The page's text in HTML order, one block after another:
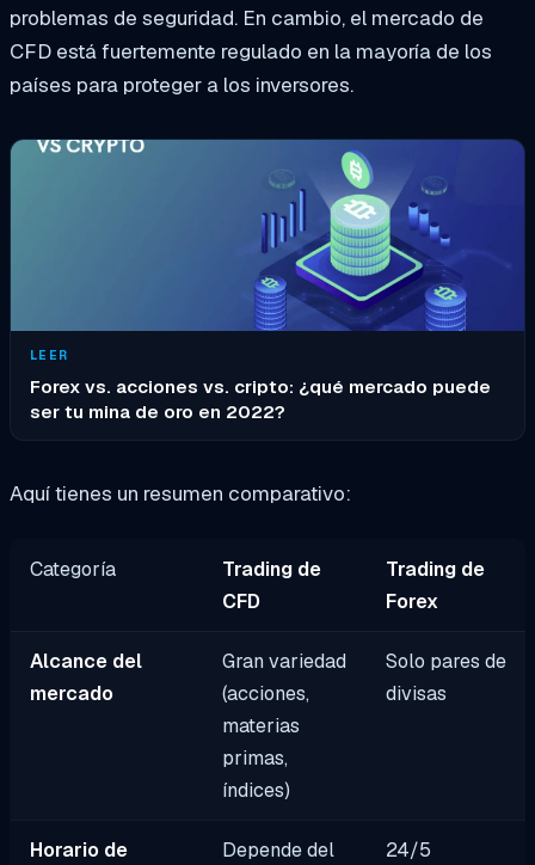
problemas de seguridad. En cambio, el mercado de
CFD está fuertemente regulado en la mayoría de los
países para proteger a los inversores.
LEER
Forex vs. acciones vs. cripto: ¿qué mercado puede
ser tu mina de oro en 2022?
Aquí tienes un resumen comparativo:
Categoría
Trading de
CFD
Trading de
Forex
Alcance del
mercado
Gran variedad
(acciones,
materias
primas,
índices)
Solo pares de
divisas
Horario de
Depende del
24/5